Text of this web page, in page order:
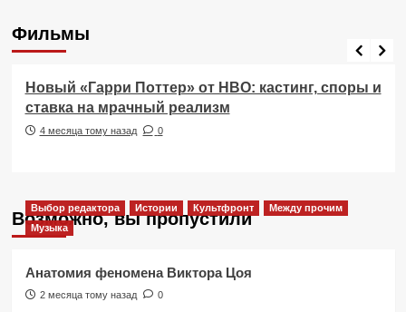
Фильмы
Фильмы
Новый «Гарри Поттер» от HBO: кастинг, споры и
ставка на мрачный реализм
4 месяца тому назад 0
Возможно, вы пропустили
Выбор редактора Истории Культфронт
Между прочим
Музыка
Анатомия феномена Виктора Цоя
2 месяца тому назад 0